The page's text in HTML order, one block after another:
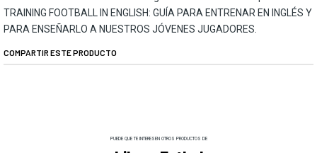
TRAINING FOOTBALL IN ENGLISH: GUÍA PARA ENTRENAR EN INGLÉS Y
PARA ENSEÑARLO A NUESTROS JÓVENES JUGADORES.
COMPARTIR ESTE PRODUCTO
PUEDE QUE TE INTERESEN OTROS PRODUCTOS DE